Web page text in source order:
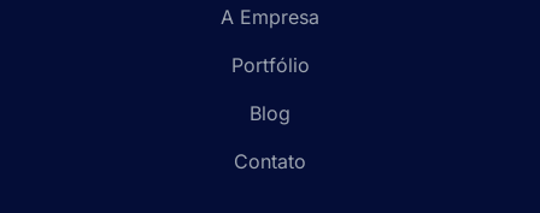
A Empresa
Portfólio
Blog
Contato